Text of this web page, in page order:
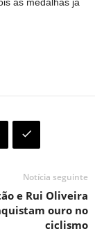
Notícia seguinte
e Rui Oliveira
ouro no
ciclismo